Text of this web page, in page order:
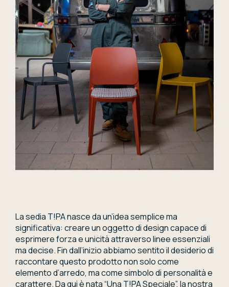
La sedia T!PA nasce da un’idea semplice ma
significativa: creare un oggetto di design capace di
esprimere forza e unicità attraverso linee essenziali
ma decise. Fin dall’inizio abbiamo sentito il desiderio di
raccontare questo prodotto non solo come
elemento d’arredo, ma come simbolo di personalità e
carattere. Da qui è nata “Una T!PA Speciale”, la nostra